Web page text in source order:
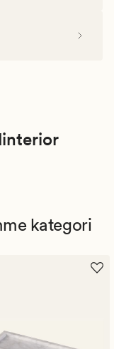
kategori